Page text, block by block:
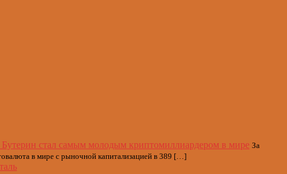
стал самым молодым криптомиллиардером в мире За
в мире с рыночной капитализацией в 389 […]